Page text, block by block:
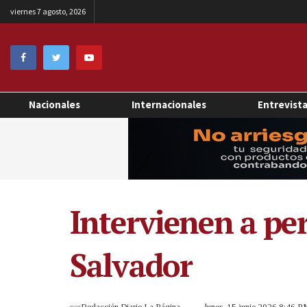
viernes 7 agosto, 2026
Nacionales Internacionales
Intervienen a
Salvador